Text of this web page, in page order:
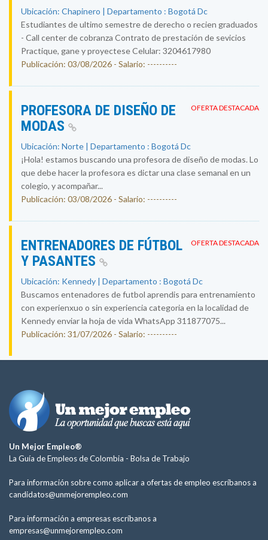
Ubicación: Chapinero | Departamento : Bogotá Dc
Estudiantes de ultimo semestre de derecho o recien graduados
- Call center de cobranza Contrato de prestación de sevicios
Practique, gane y proyectese Celular: 3204617980
Publicación: 03/08/2026 - Salario: ----------
OFERTA DESTACADA
PROFESORA DE DISEÑO DE
MODAS
Ubicación: Norte | Departamento : Bogotá Dc
¡Hola! estamos buscando una profesora de diseño de modas. Lo
que debe hacer la profesora es dictar una clase semanal en un
colegio, y acompañar...
Publicación: 03/08/2026 - Salario: ----------
OFERTA DESTACADA
ENTRENADORES DE FÚTBOL
Y PASANTES
Ubicación: Kennedy | Departamento : Bogotá Dc
Buscamos entenadores de futbol aprendis para entrenamiento
con experienxuo o sin experiencia categoria en la localidad de
Kennedy enviar la hoja de vida WhatsApp 311877075...
Publicación: 31/07/2026 - Salario: ----------
Un Mejor Empleo®
La Guía de Empleos de Colombia - Bolsa de Trabajo
Para información sobre como aplicar a ofertas de empleo escríbanos a
candidatos@unmejorempleo.com
Para información a empresas escríbanos a
empresas@unmejorempleo.com